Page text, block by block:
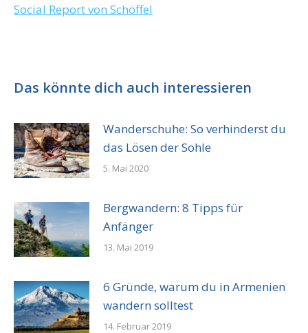
Social Report von Schöffel
Das könnte dich auch interessieren
Wanderschuhe: So verhinderst du
das Lösen der Sohle
5. Mai 2020
Bergwandern: 8 Tipps für
Anfänger
13. Mai 2019
6 Gründe, warum du in Armenien
wandern solltest
14. Februar 2019